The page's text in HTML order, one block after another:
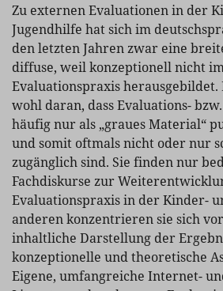
Zu externen Evaluationen in der
Jugendhilfe hat sich im
den letzten Jahren zwar eine
diffuse, weil konzeptionell nicht
Evaluationspraxis herausgebildet.
wohl daran, dass Evaluations-
häufig nur als „graues Material“
und somit oftmals nicht oder nur
zugänglich sind. Sie finden nur
Fachdiskurse zur
Evaluationspraxis in der Kinder-
anderen konzentrieren sie sich
inhaltliche Darstellung der
konzeptionelle und theoretische
Eigene, umfangreiche Internet-